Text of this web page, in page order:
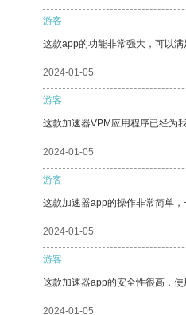
游客
这款app的功能非常强大，可以
2024-01-05
游客
这款加速器VPM应用程序已经为
2024-01-05
游客
这款加速器app的操作非常简单，
2024-01-05
游客
这款加速器app的安全性很高，
2024-01-05